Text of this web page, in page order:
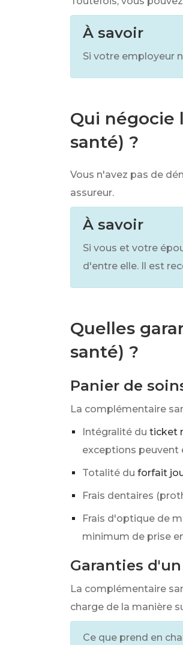
À savoir
Si votre employeur
Qui négocie
santé) ?
Vous n'avez pas de
assureur.
À savoir
Si vous et votre
d'entre elle. Il est
Quelles
santé) ?
Panier de
La complémentaire
Intégralité du ticket
exceptions peuvent
Totalité du forfait
Frais dentaires
Frais d'optique de
minimum de prise
Garanties
La complémentaire
charge de la manière
Ce que prend en